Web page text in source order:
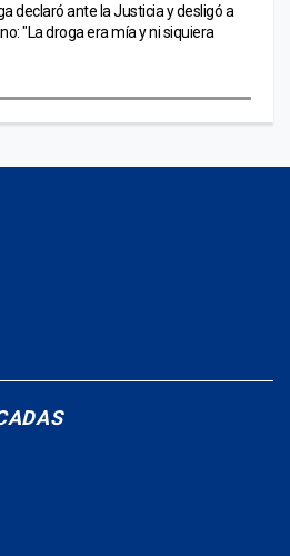
declaró ante la Justicia y desligó a
"La droga era mía y ni siquiera